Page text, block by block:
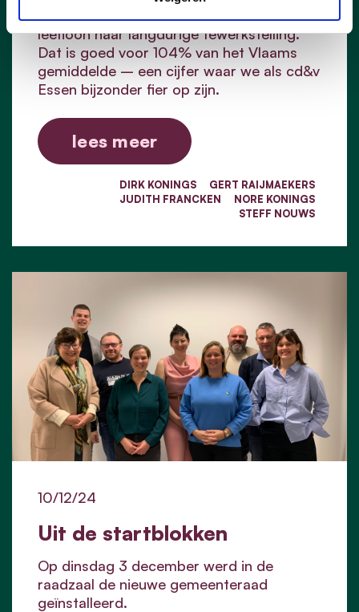
succesvol te laten uitstromen van het
leefloon naar langdurige tewerkstelling.
Dat is goed voor 104% van het Vlaams
gemiddelde – een cijfer waar we als cd&v
Essen bijzonder fier op zijn.
lees meer
DIRK KONINGS
GERT RAIJMAEKERS
JUDITH FRANCKEN
NORE KONINGS
STEFF NOUWS
Uit de startblokken
10/12/24
Op dinsdag 3 december werd in de
raadzaal de nieuwe gemeenteraad
geïnstalleerd.